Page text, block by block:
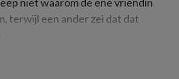
terwijl een ander zei dat dat